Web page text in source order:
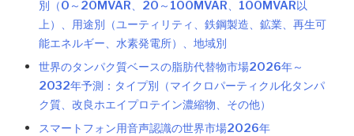
別（0～20MVAR、20～100MVAR、100MVAR以
上）、用途別（ユーティリティ、鉄鋼製造、鉱業、再生可
能エネルギー、水素発電所）、地域別
世界のタンパク質ベースの脂肪代替物市場2026年～
2032年予測：タイプ別（マイクロパーティクル化タンパ
ク質、改良ホエイプロテイン濃縮物、その他）
スマートフォン用音声認識の世界市場2026年